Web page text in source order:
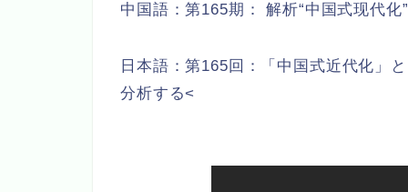
中国語：第165期： 解析“中国式现代化
日本語：第165回：「中国式近代化」
分析する<